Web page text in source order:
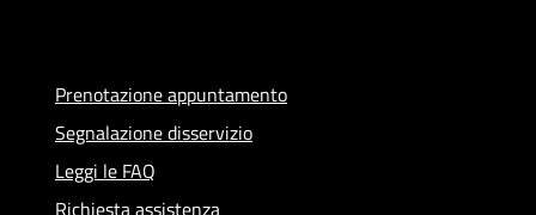
Prenotazione appuntamento
Segnalazione disservizio
Leggi le FAQ
Richiesta assistenza